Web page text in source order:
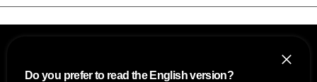
Do you prefer to read the English version?